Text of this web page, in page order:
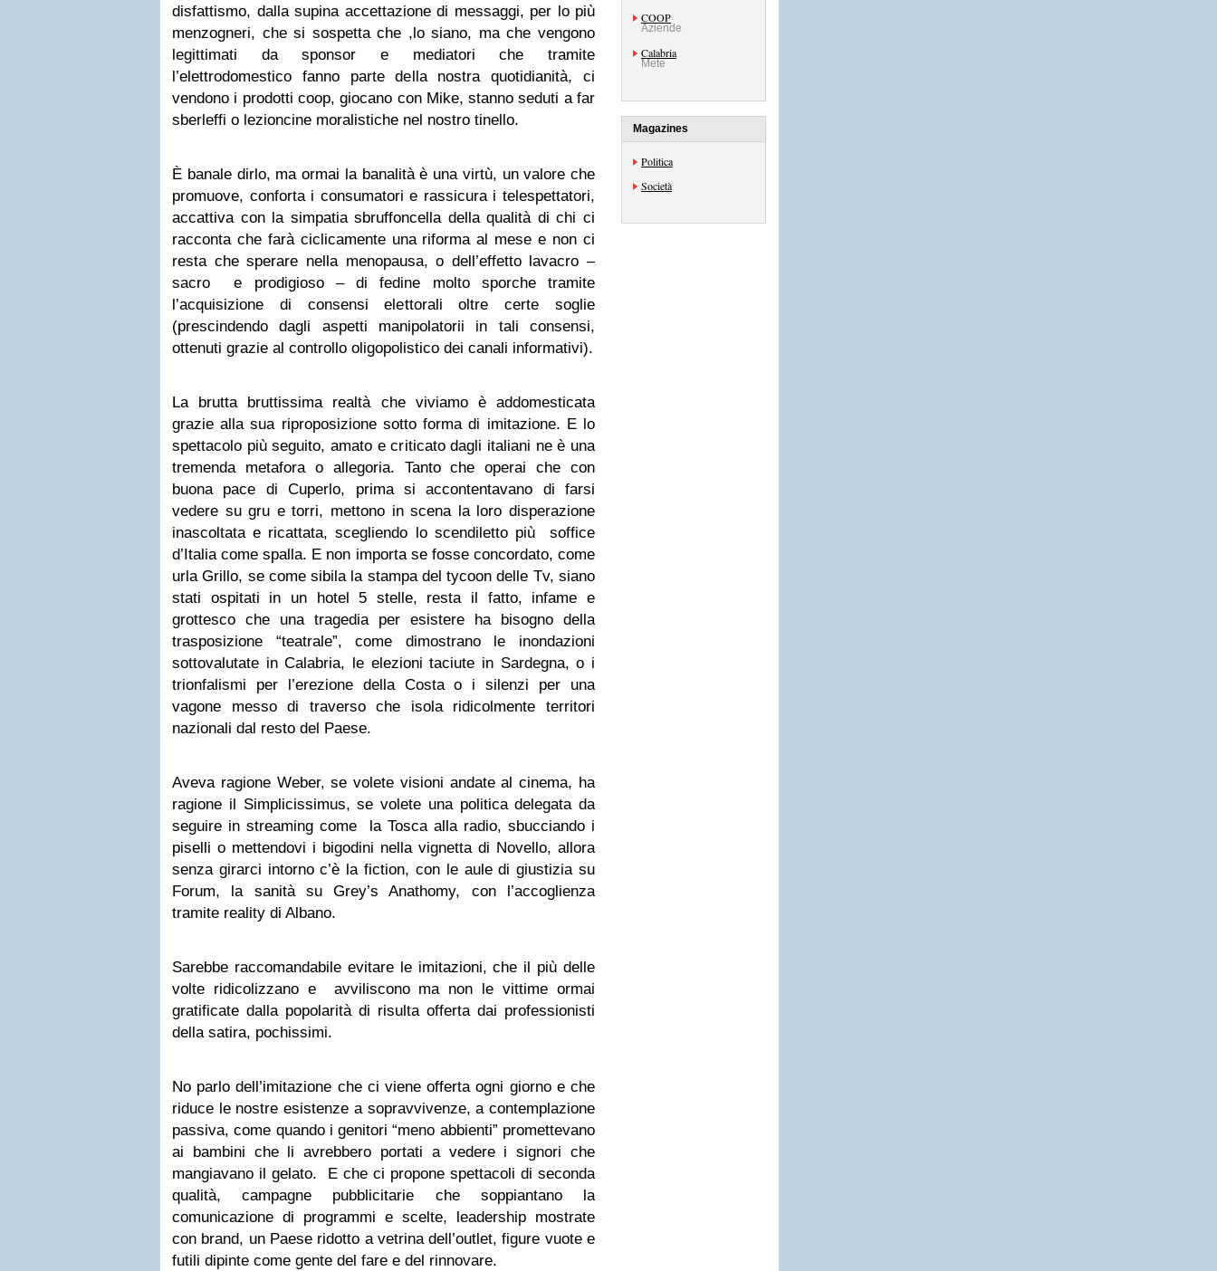
disfattismo, dalla supina accettazione di messaggi, per lo più
menzogneri, che si sospetta che ,lo siano, ma che vengono
legittimati da sponsor e mediatori che tramite
l’elettrodomestico fanno parte della nostra quotidianità, ci
vendono i prodotti coop, giocano con Mike, stanno seduti a far
sberleffi o lezioncine moralistiche nel nostro tinello.
È banale dirlo, ma ormai la banalità è una virtù, un valore che
promuove, conforta i consumatori e rassicura i telespettatori,
accattiva con la simpatia sbruffoncella della qualità di chi ci
racconta che farà ciclicamente una riforma al mese e non ci
resta che sperare nella menopausa, o dell’effetto lavacro –
sacro e prodigioso – di fedine molto sporche tramite
l’acquisizione di consensi elettorali oltre certe soglie
(prescindendo dagli aspetti manipolatorii in tali consensi,
ottenuti grazie al controllo oligopolistico dei canali informativi).
La brutta bruttissima realtà che viviamo è addomesticata
grazie alla sua riproposizione sotto forma di imitazione. E lo
spettacolo più seguito, amato e criticato dagli italiani ne è una
tremenda metafora o allegoria. Tanto che operai che con
buona pace di Cuperlo, prima si accontentavano di farsi
vedere su gru e torri, mettono in scena la loro disperazione
inascoltata e ricattata, scegliendo lo scendiletto più soffice
d’Italia come spalla. E non importa se fosse concordato, come
urla Grillo, se come sibila la stampa del tycoon delle Tv, siano
stati ospitati in un hotel 5 stelle, resta il fatto, infame e
grottesco che una tragedia per esistere ha bisogno della
trasposizione “teatrale”, come dimostrano le inondazioni
sottovalutate in Calabria, le elezioni taciute in Sardegna, o i
trionfalismi per l’erezione della Costa o i silenzi per una
vagone messo di traverso che isola ridicolmente territori
nazionali dal resto del Paese.
Aveva ragione Weber, se volete visioni andate al cinema, ha
ragione il Simplicissimus, se volete una politica delegata da
seguire in streaming come la Tosca alla radio, sbucciando i
piselli o mettendovi i bigodini nella vignetta di Novello, allora
senza girarci intorno c’è la fiction, con le aule di giustizia su
Forum, la sanità su Grey’s Anathomy, con l’accoglienza
tramite reality di Albano.
Sarebbe raccomandabile evitare le imitazioni, che il più delle
volte ridicolizzano e avviliscono ma non le vittime ormai
gratificate dalla popolarità di risulta offerta dai professionisti
della satira, pochissimi.
No parlo dell’imitazione che ci viene offerta ogni giorno e che
riduce le nostre esistenze a sopravvivenze, a contemplazione
passiva, come quando i genitori “meno abbienti” promettevano
ai bambini che li avrebbero portati a vedere i signori che
mangiavano il gelato. E che ci propone spettacoli di seconda
qualità, campagne pubblicitarie che soppiantano la
comunicazione di programmi e scelte, leadership mostrate
con brand, un Paese ridotto a vetrina dell’outlet, figure vuote e
futili dipinte come gente del fare e del rinnovare.
COOP
Aziende
Calabria
Mete
Magazines
Politica
Società